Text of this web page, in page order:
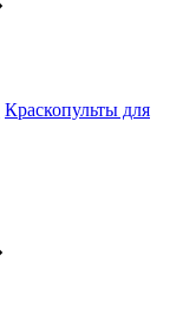
Краскопульты для